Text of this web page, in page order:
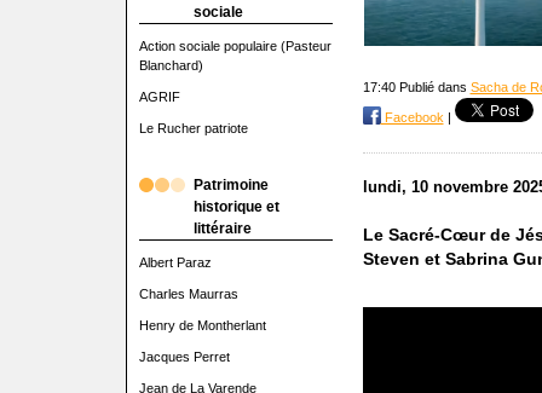
sociale
Action sociale populaire (Pasteur
Blanchard)
AGRIF
Le Rucher patriote
Patrimoine
historique et
littéraire
Albert Paraz
Charles Maurras
Henry de Montherlant
Jacques Perret
Jean de La Varende
17:40 Publié dans Sacha de
Facebook |
lundi, 10 novembre
Le Sacré-Cœur de
Steven et Sabrina